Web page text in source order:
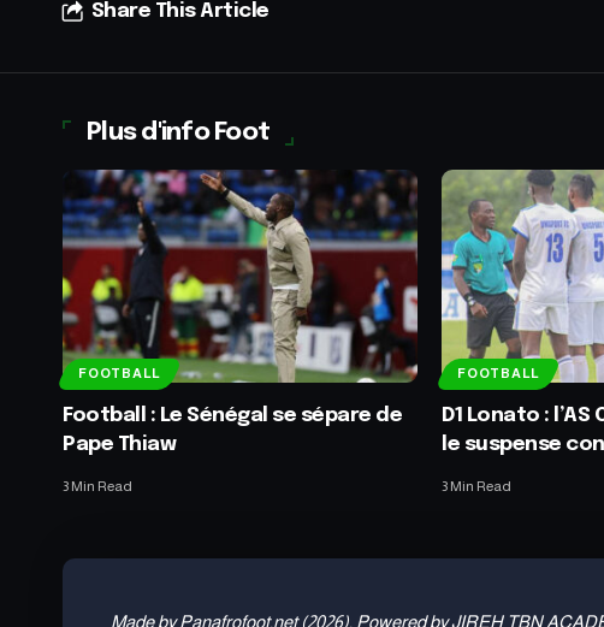
Share This Article
Plus d'info Foot
FOOTBALL
Football : Le Sénégal se sépare de
Pape Thiaw
3 Min Read
FOOTBALL
D1 Lonato :
le suspense
3 Min Read
Made by Panafrofoot.net (2026). Powered by JIREH TBN